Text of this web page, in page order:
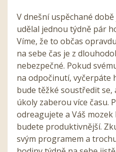
V dnešní uspěchané
udělal jednou týdně pár
Víme, že to občas
na sebe čas je z
nebezpečné. Pokud
na odpočinutí, vyčerpáte
bude těžké soustředit se,
úkoly zaberou více času.
odreagujete a Váš
budete produktivnější.
svým programem a